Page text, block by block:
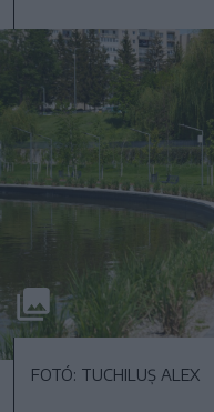
FOTÓ: TUCHILUȘ ALEX